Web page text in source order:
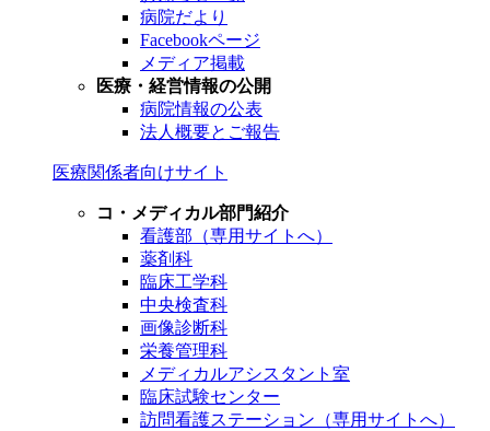
病院だより
Facebookページ
メディア掲載
医療・経営情報の公開
病院情報の公表
法人概要とご報告
医療関係者向けサイト
コ・メディカル部門紹介
看護部（専用サイトへ）
薬剤科
臨床工学科
中央検査科
画像診断科
栄養管理科
メディカルアシスタント室
臨床試験センター
訪問看護ステーション（専用サイトへ）